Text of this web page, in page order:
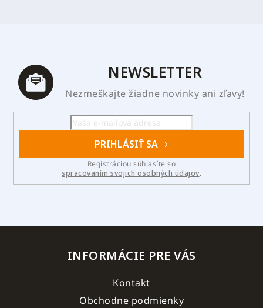
NEWSLETTER
Nezmeškajte žiadne novinky ani zľavy!
PRIHLÁSIŤ SA
spracovaním svojich osobných údajov.
INFORMÁCIE PRE VÁS
Kontakt
Obchodne podmienky